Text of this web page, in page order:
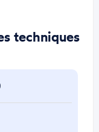
techniques